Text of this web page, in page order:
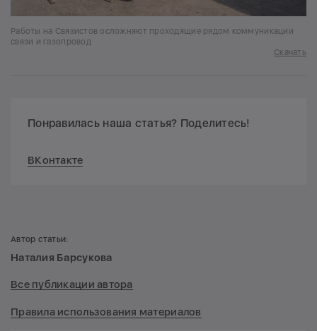
Работы на Связистов осложняют проходящие рядом коммуникации
связи и газопровод
Скачать
Понравилась наша статья? Поделитесь!
ВКонтакте
Автор статьи:
Наталия Барсукова
Все публикации автора
Правила использования материалов